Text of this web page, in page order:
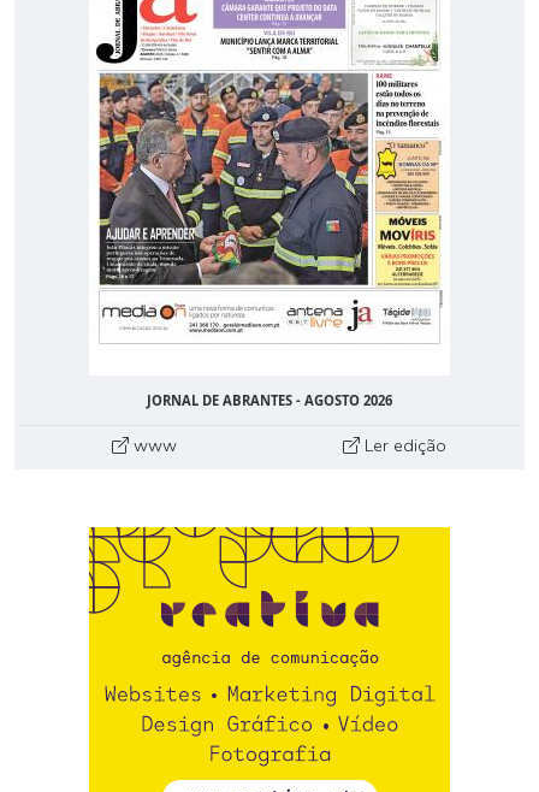
JORNAL DE ABRANTES - AGOSTO 2026
www Ler edição